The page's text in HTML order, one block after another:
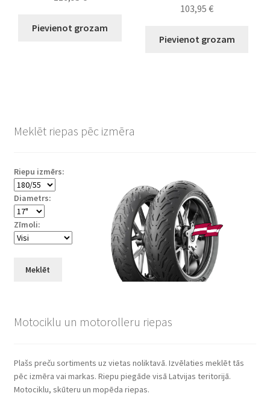
Pievienot grozam
103,95€
Pievienot grozam
Meklēt riepas pēc izmēra
Riepu izmērs:
Diametrs:
Zīmoli:
Meklēt
Motociklu un motorolleru riepas
Plašs preču sortiments uz vietas noliktavā. Izvēlaties meklēt tās
pēc izmēra vai markas. Riepu piegāde visā Latvijas teritorijā.
Motociklu, skūteru un mopēda riepas.